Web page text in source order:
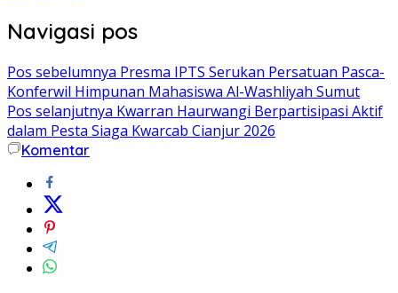
Navigasi pos
Pos sebelumnya Presma IPTS Serukan Persatuan Pasca-
Konferwil Himpunan Mahasiswa Al-Washliyah Sumut
Pos selanjutnya Kwarran Haurwangi Berpartisipasi Aktif
dalam Pesta Siaga Kwarcab Cianjur 2026
Komentar